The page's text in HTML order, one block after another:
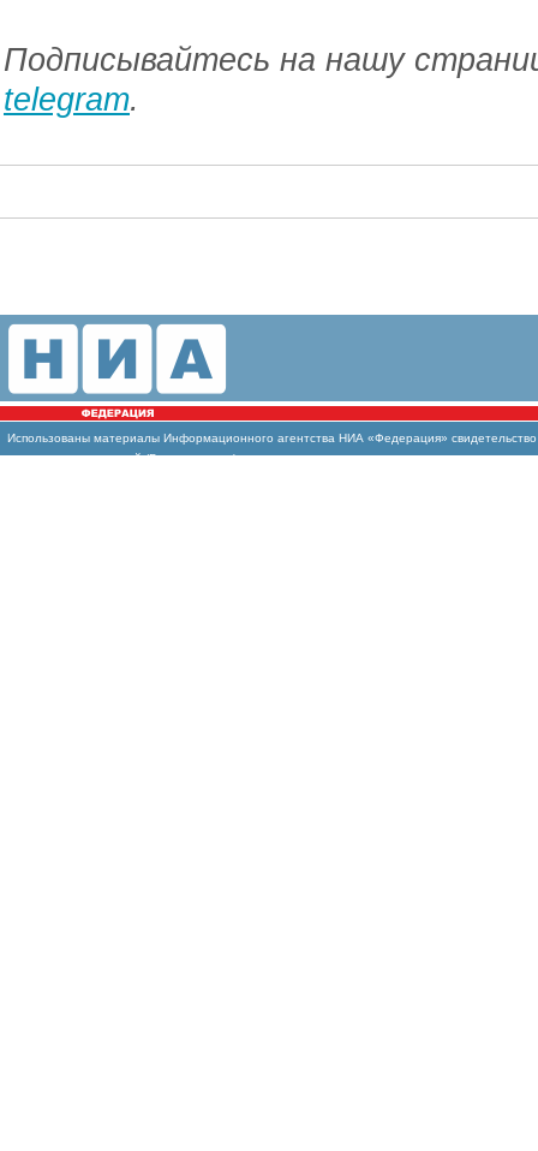
Подписывайтесь на нашу
telegram.
Использованы материалы Информационного агентства НИА «Федерация»
массовых коммуникаций (Роскомнадзор)